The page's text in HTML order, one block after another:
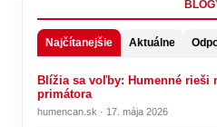
Najčítanejšie Aktuálne
Blížia sa voľby: Humenné rieši
primátora
humencan.sk · 17. mája 2026